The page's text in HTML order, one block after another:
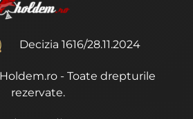
Decizia 1616/28.11.2024
- Toate drepturile
rezervate.